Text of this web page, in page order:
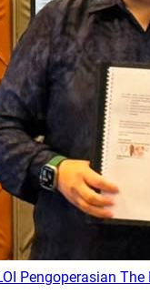
Pengoperasian